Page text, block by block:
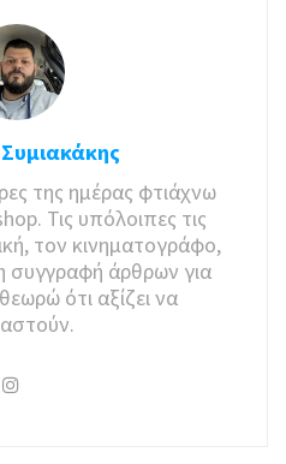
της ημέρας φτιάχνω
Τις υπόλοιπες τις
τον κινηματογράφο,
συγγραφή άρθρων για
ότι αξίζει να